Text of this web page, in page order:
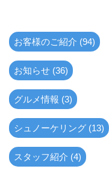
お客様のご紹介 (94)
お知らせ (36)
グルメ情報 (3)
シュノーケリング (13)
スタッフ紹介 (4)